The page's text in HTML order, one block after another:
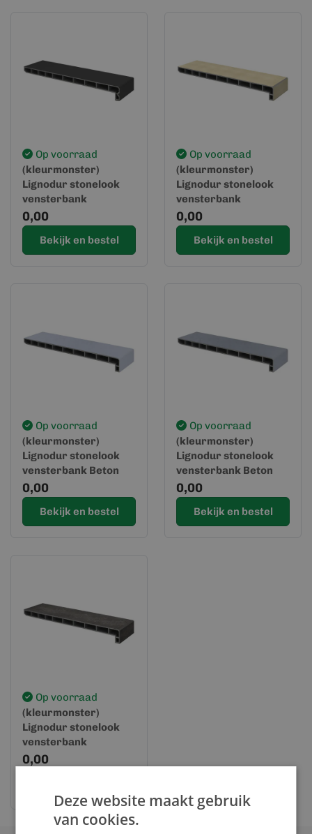
Op voorraad
(kleurmonster)
Lignodur stonelook
vensterbank
Matzwart
0,00
Bekijk en bestel
Op voorraad
(kleurmonster)
Lignodur stonelook
vensterbank
Travertin
0,00
Bekijk en bestel
Op voorraad
(kleurmonster)
Lignodur stonelook
vensterbank Beton
lichtgrijs
0,00
Bekijk en bestel
Op voorraad
(kleurmonster)
Lignodur stonelook
vensterbank Beton
grijs
0,00
Bekijk en bestel
Op voorraad
(kleurmonster)
Lignodur stonelook
vensterbank
Blauwsteen
0,00
Deze website maakt gebruik
van cookies.